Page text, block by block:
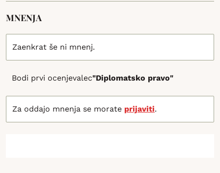
MNENJA
Zaenkrat še ni mnenj.
Bodi prvi ocenjevalec"Diplomatsko pravo"
Za oddajo mnenja se morate prijaviti.